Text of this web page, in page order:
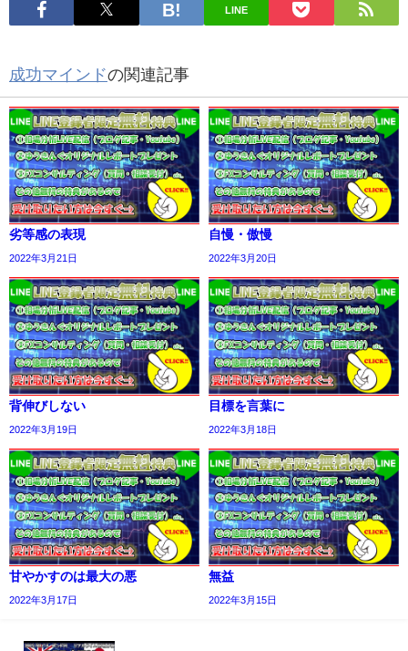
LINE
成功マインドの関連記事
劣等感の表現
2022年3月21日
自慢・傲慢
2022年3月20日
背伸びしない
2022年3月19日
目標を言葉に
2022年3月18日
甘やかすのは最大の悪
2022年3月17日
無益
2022年3月15日